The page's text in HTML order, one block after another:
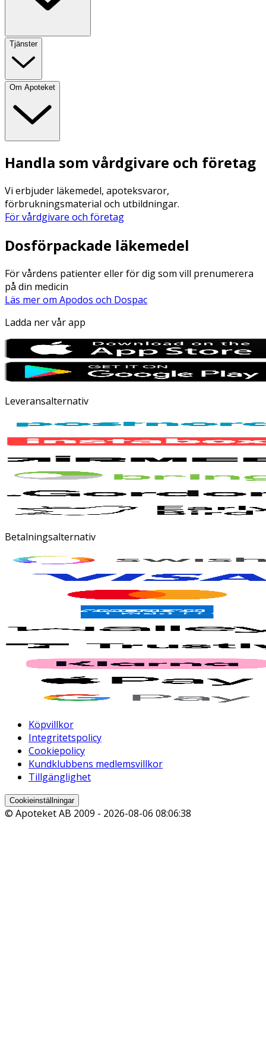
Tjänster
Om Apoteket
Handla som vårdgivare och företag
Vi erbjuder läkemedel, apoteksvaror,
förbrukningsmaterial och utbildningar.
För vårdgivare och företag
Dosförpackade läkemedel
För vårdens patienter eller för dig som vill prenumerera
på din medicin
Läs mer om Apodos och Dospac
Ladda ner vår app
Leveransalternativ
Betalningsalternativ
Köpvillkor
Integritetspolicy
Cookiepolicy
Kundklubbens medlemsvillkor
Tillgänglighet
Cookieinställningar
© Apoteket AB 2009 - 2026-08-06 08:06:38